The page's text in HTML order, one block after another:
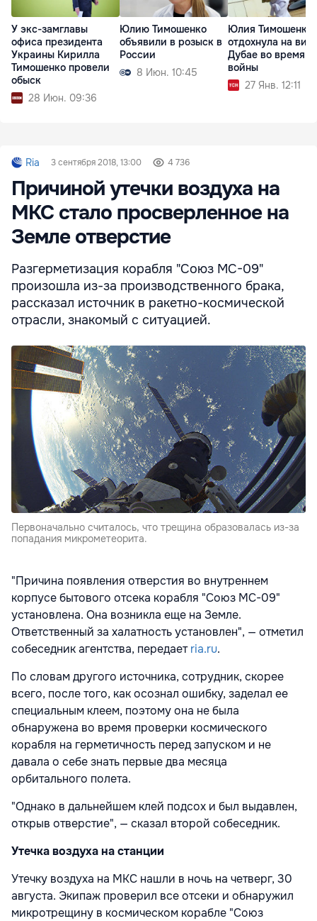
У экс-замглавы
офиса президента
Украины Кирилла
Тимошенко провели
обыск
28 Июн. 09:36
Юлию Тимошенко
объявили в розыск в
России
8 Июн. 10:45
Юлия Тимошенко
отдохнула на
Дубае во время
войны
27 Янв. 12:11
Ria 3 сентября 2018, 13:00 4 736
Причиной утечки воздуха на
МКС стало просверленное на
Земле отверстие
Разгерметизация корабля "Союз МС-09"
произошла из-за производственного брака,
рассказал источник в ракетно-космической
отрасли, знакомый с ситуацией.
Первоначально считалось, что трещина образовалась из-за
попадания микрометеорита.
"Причина появления отверстия во внутреннем
корпусе бытового отсека корабля "Союз МС-09"
установлена. Она возникла еще на Земле.
Ответственный за халатность установлен", — отметил
собеседник агентства, передаетria.ru.
По словам другого источника, сотрудник, скорее
всего, после того, как осознал ошибку, заделал ее
специальным клеем, поэтому она не была
обнаружена во время проверки космического
корабля на герметичность перед запуском и не
давала о себе знать первые два месяца
орбитального полета.
"Однако в дальнейшем клей подсох и был выдавлен,
открыв отверстие", — сказал второй собеседник.
Утечка воздуха на станции
Утечку воздуха на МКС нашли в ночь на четверг, 30
августа. Экипаж проверил все отсеки и обнаружил
микротрещину в космическом корабле "Союз